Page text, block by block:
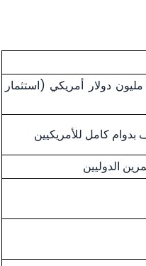
من 800 ألف إلى 1.05 مليون دولار أمريكي (استثمار
الدوليين